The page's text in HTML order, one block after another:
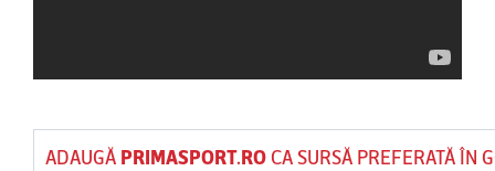
ADAUGĂ PRIMASPORT.ROCA SURSĂ PREFERATĂ ÎN